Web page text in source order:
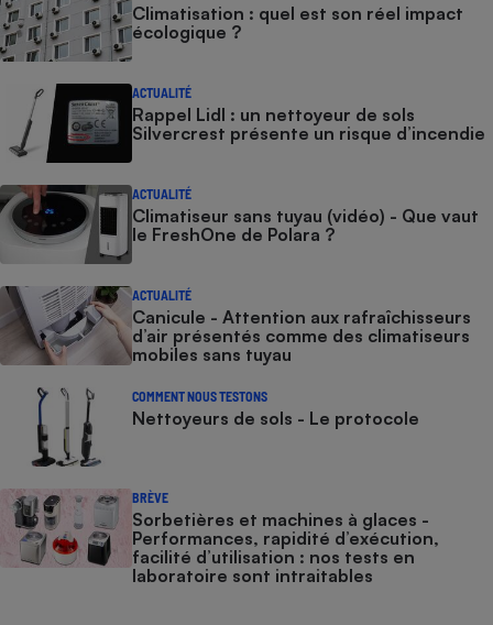
Climatisation : quel est son réel impact
écologique ?
ACTUALITÉ
Rappel Lidl : un nettoyeur de sols
Silvercrest présente un risque d’incendie
ACTUALITÉ
Climatiseur sans tuyau (vidéo) - Que vaut
le FreshOne de Polara ?
ACTUALITÉ
Canicule - Attention aux rafraîchisseurs
d’air présentés comme des climatiseurs
mobiles sans tuyau
COMMENT NOUS TESTONS
Nettoyeurs de sols - Le protocole
BRÈVE
Sorbetières et machines à glaces​​​​​​ -
Performances, rapidité d’exécution,
facilité d’utilisation : nos tests en
laboratoire sont intraitables